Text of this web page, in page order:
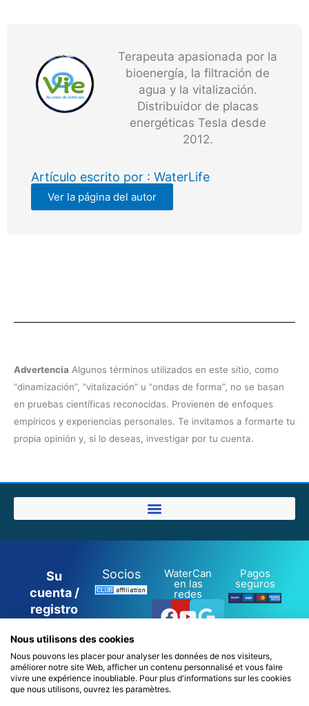
Terapeuta apasionada por la
bioenergía, la filtración de
agua y la vitalización.
Distribuidor de placas
energéticas Tesla desde
2012.
Artículo escrito por : WaterLife
Ver la página del autor
Advertencia Algunos términos utilizados en este sitio, como
“dinamización”, “vitalización” u “ondas de forma”, no se basan
en pruebas científicas reconocidas. Provienen de enfoques
empíricos y experiencias personales. Te invitamos a formarte tu
propia opinión y, si lo deseas, investigar por tu cuenta.
Su
cuenta /
registro
de
sesión
Socios WaterCan
en las
redes
Facebook
Youtube
Google
Pagos
seguros
0
Nous utilisons des cookies
Nous pouvons les placer pour analyser les données de nos visiteurs,
améliorer notre site Web, afficher un contenu personnalisé et vous faire
vivre une expérience inoubliable. Pour plus d'informations sur les cookies
que nous utilisons, ouvrez les paramètres.